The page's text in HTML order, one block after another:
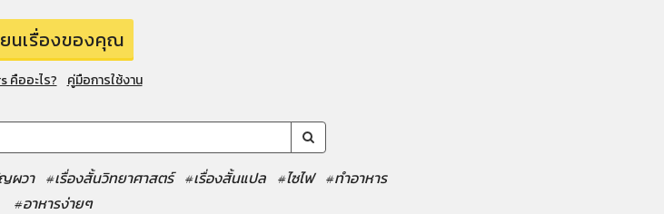
ยนเรื่องของคุณ
คืออะไร? คู่มือการใช้งาน
ผวา #เรื่องสั้นวิทยาศาสตร์ #เรื่องสั้นแปล #ไซไฟ
#ทำอาหาร
#อาหารง่ายๆ